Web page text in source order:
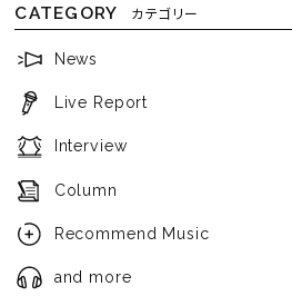
CATEGORY カテゴリー
News
Live Report
Interview
Column
Recommend Music
and more